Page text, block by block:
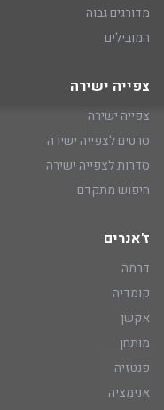
מדורגים גבוה
המובילים
צפייה ישירה
צפייה ישירה
סרטים לצפייה ישירה
סדרות לצפייה ישירה
חיפוש מתקדם
ז'אנרים
דרמה
קומדיה
אקשן
מותחן
פנטזיה
אנימציה